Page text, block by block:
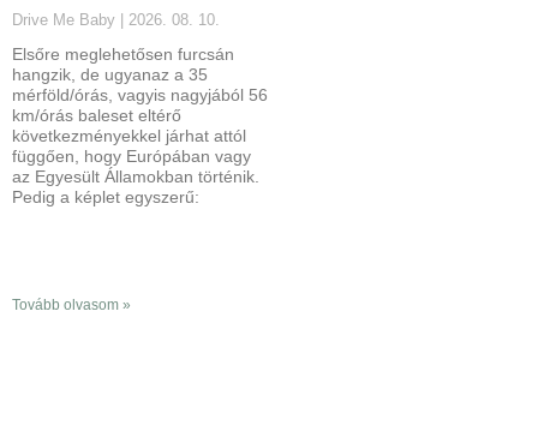
Drive Me Baby 2026. 08. 10.
Elsőre meglehetősen furcsán
hangzik, de ugyanaz a 35
mérföld/órás, vagyis nagyjából 56
km/órás baleset eltérő
következményekkel járhat attól
függően, hogy Európában vagy
az Egyesült Államokban történik.
Pedig a képlet egyszerű:
Tovább olvasom »